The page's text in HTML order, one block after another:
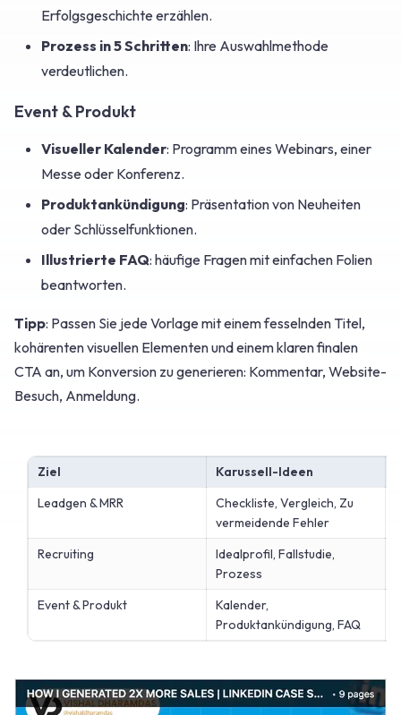
Erfolgsgeschichte erzählen.
Prozess in 5 Schritten: Ihre Auswahlmethode
verdeutlichen.
Event & Produkt
Visueller Kalender: Programm eines Webinars, einer
Messe oder Konferenz.
Produktankündigung: Präsentation von Neuheiten
oder Schlüsselfunktionen.
Illustrierte FAQ: häufige Fragen mit einfachen Folien
beantworten.
Tipp: Passen Sie jede Vorlage mit einem fesselnden Titel,
kohärenten visuellen Elementen und einem klaren finalen
CTA an, um Konversion zu generieren: Kommentar, Website-
Besuch, Anmeldung.
Ziel Karussell-Ideen
Leadgen & MRR
Checkliste, Vergleich, Zu
vermeidende Fehler
Recruiting
Idealprofil, Fallstudie,
Prozess
Event & Produkt
Kalender,
Produktankündigung, FAQ